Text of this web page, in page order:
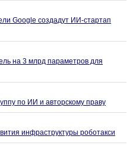
Google создадут ИИ-стартап
на 3 млрд параметров для
по ИИ и авторскому праву
инфраструктуры роботакси